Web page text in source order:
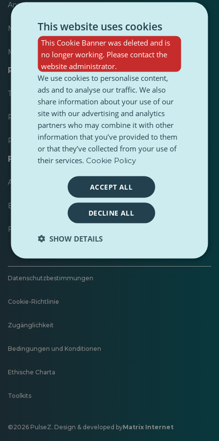
Anzeiger
Meist veröffentlicht
Meist befolgt
Ressourcen für Journalisten
Toolkits
PulseZ Content Style Guide
PulseZ Beitragsleitfaden für Autoren
FAQs
Anfrage einreichen
Ein Problem melden
Feedback hinterlassen
Datenschutzbestimmungen
Cookie-Richtlinie
Zugänglichkeit
Bedingungen und Konditionen
Ethische Charta
Toolkits
©2026 PulseZ. Design & developed byMatrix Internet
Öffnet
This website uses cookies
This Cookie Banner was deleted and is
no longer working. Please contact the
website administrator.
We use cookies to personalise content,
ads and to analyse our traffic. We also
share information about your use of our
site with our advertising and analytics
partners who may combine it with other
information that you’ve provided to them
or that they’ve collected from your use of
their services. Cookie Policy
ACCEPT ALL
DECLINE ALL
SHOW DETAILS